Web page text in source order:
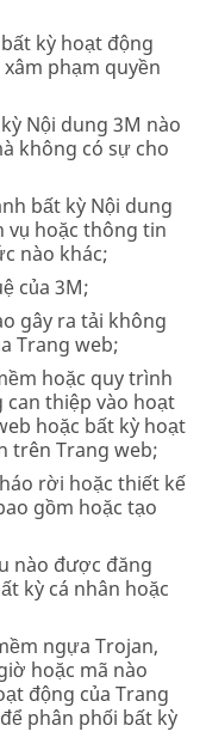
kỳ hoạt động
phạm quyền
Nội dung 3M nào
không có sự cho
bất kỳ Nội dung
vụ hoặc thông tin
nào khác;
của 3M;
gây ra tải không
Trang web;
hoặc quy trình
can thiệp vào hoạt
hoặc bất kỳ hoạt
trên Trang web;
rời hoặc thiết kế
gồm hoặc tạo
nào được đăng
kỳ cá nhân hoặc
ngựa Trojan,
hoặc mã nào
động của Trang
phân phối bất kỳ